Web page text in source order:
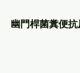
幽門桿菌糞便